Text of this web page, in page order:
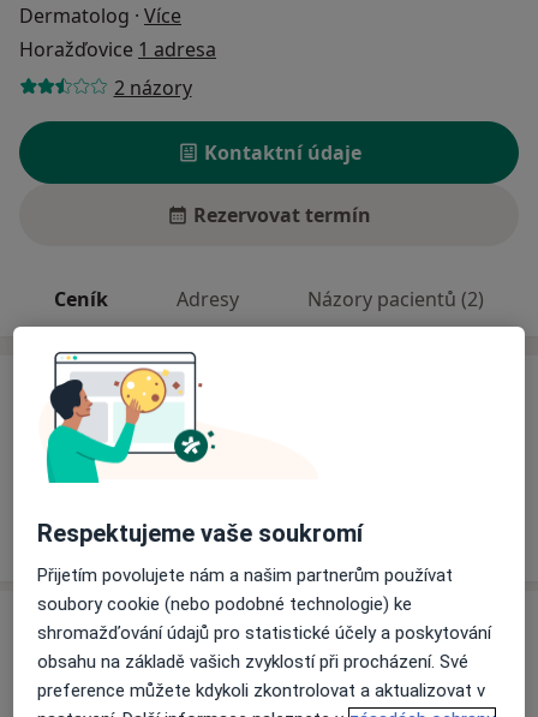
Dermatolog · Více
Horažďovice 1 adresa
2 názory
Kontaktní údaje
Rezervovat termín
Ceník Adresy Názory pacientů (2)
Ceník
Informace o službách a cenách nejsou k dispozici
Tento specialista ještě nepřidával žádné informace o
Adresa
Kožní ambulance
Blatenská 314, Horažďovice34101
Respektujeme vaše soukromí
Přijetím povolujete nám a našim partnerům používat
soubory cookie (nebo podobné technologie) ke
shromažďování údajů pro statistické účely a poskytování
obsahu na základě vašich zvyklostí při procházení. Své
preference můžete kdykoli zkontrolovat a aktualizovat v